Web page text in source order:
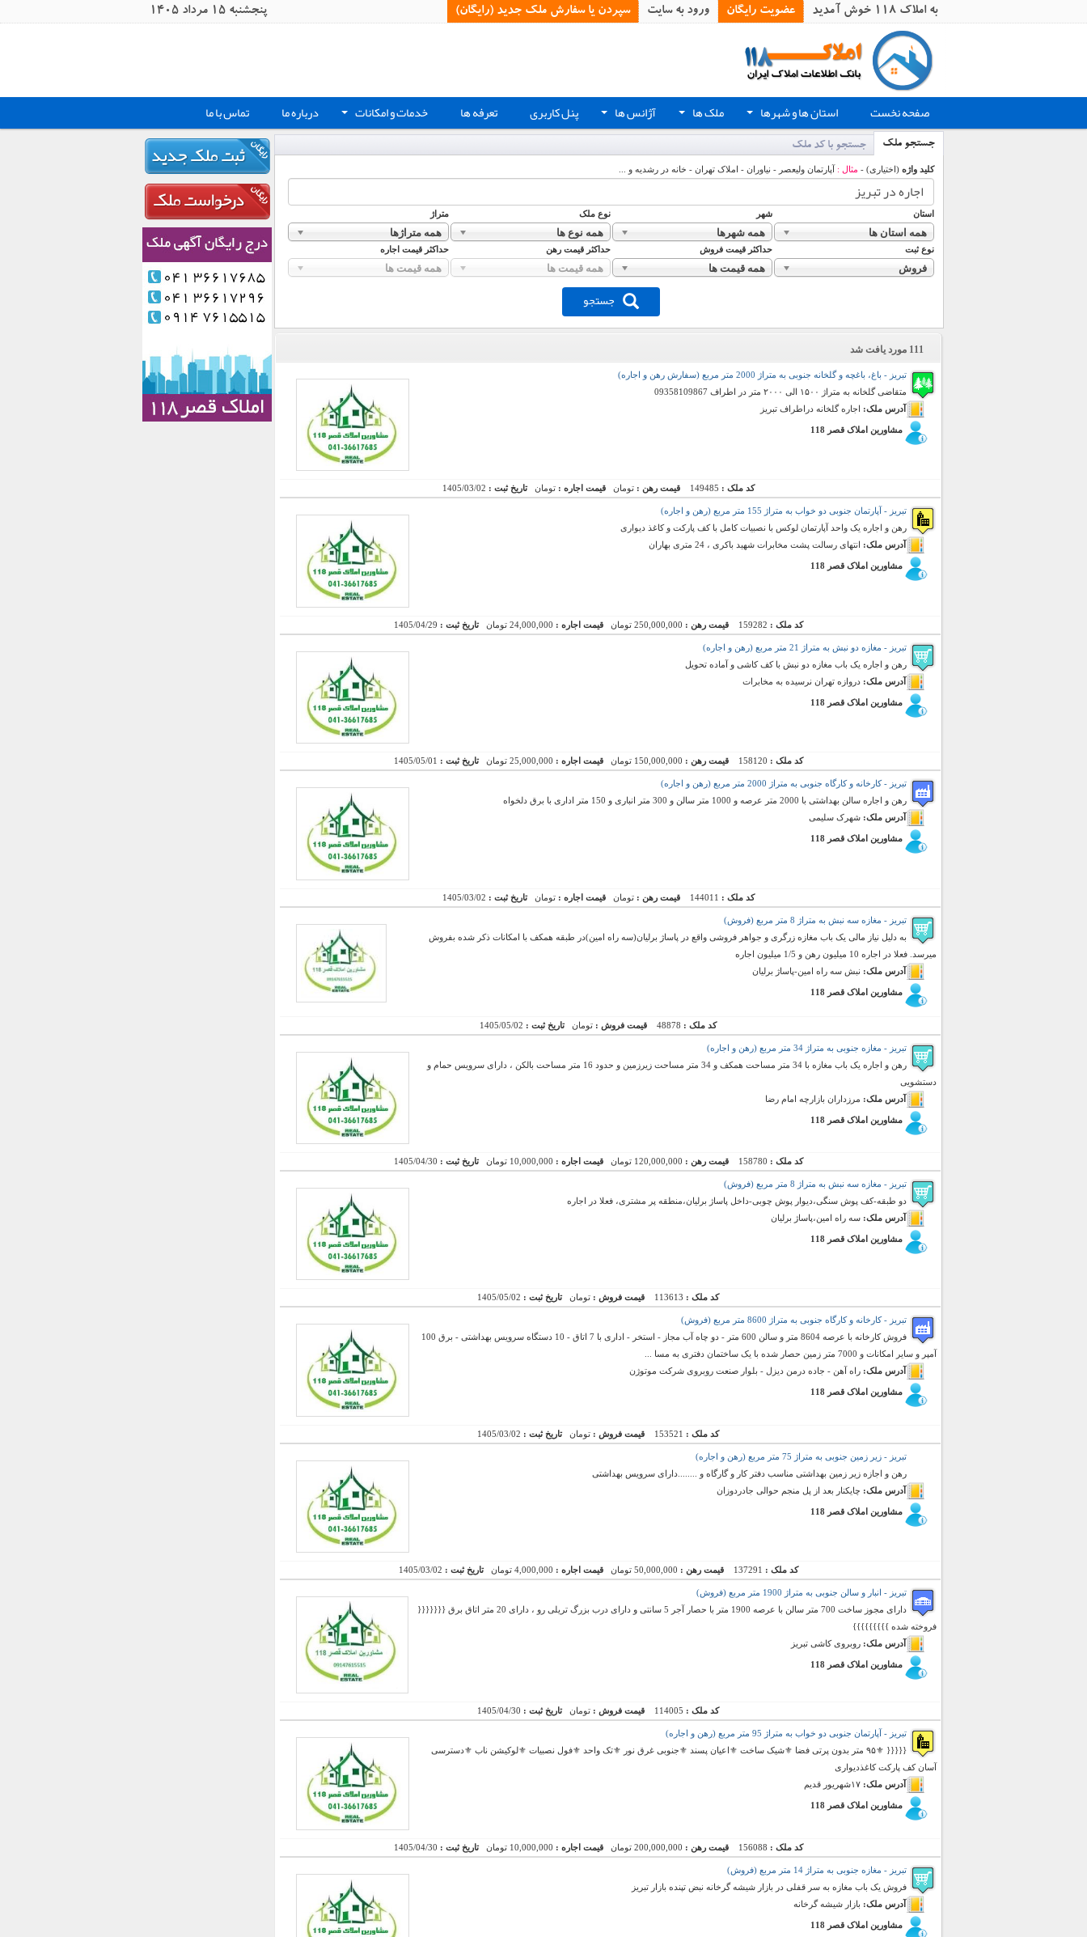
به املاک 118 خوش آمدید عضویت رایگان ورود به سایت سپردن یا سفارش ملک جدید (رایگان)‏ پنجشنبه 15 مرداد 1405
صفحه نخست + استان ها و شهرها + ملک ها + آژانس ها پنل کاربری تعرفه ها + خدمات و امکانات درباره ما تماس با ما
جستجو ملک جستجو با کد ملک
کلید واژه (اختیاری) - مثال : آپارتمان ولیعصر - نیاوران - املاک تهران - خانه در رشدیه و ...
استان شهر نوع ملک متراژ
همه استان ها همه شهرها همه نوع ها همه متراژها
نوع ثبت حداکثر قیمت فروش حداکثر قیمت رهن حداکثر قیمت اجاره
فروش همه قیمت ها همه قیمت ها همه قیمت ها
جستجو
111 مورد یافت شد
تبریز - باغ، باغچه و گلخانه جنوبی به متراژ 2000 متر مربع (سفارش رهن و اجاره)
متقاضی گلخانه به متراژ ۱۵۰۰ الی ۲۰۰۰ متر در اطراف 09358109867
آدرس ملک: اجاره گلخانه دراطراف تبریز
مشاورین املاک قصر 118
کد ملک : 149485 قیمت رهن :تومانقیمت اجاره :تومانتاریخ ثبت : 1405/03/02
تبریز - آپارتمان جنوبی دو خواب به متراژ 155 متر مربع (رهن و اجاره)
رهن و اجاره یک واحد آپارتمان لوکس با نصبیات کامل با کف پارکت و کاغذ دیواری
آدرس ملک: انتهای رسالت پشت مخابرات شهید باکری ، 24 متری بهاران
مشاورین املاک قصر 118
کد ملک : 159282 قیمت رهن : 250,000,000 تومان قیمت اجاره : 24,000,000 تومان تاریخ ثبت : 1405/04/29
تبریز - مغازه دو نبش به متراژ 21 متر مربع (رهن و اجاره)
رهن و اجاره یک باب مغازه دو نبش با کف کاشی و آماده تحویل
آدرس ملک: دروازه تهران نرسیده به مخابرات
مشاورین املاک قصر 118
کد ملک : 158120 قیمت رهن : 150,000,000 تومان قیمت اجاره : 25,000,000 تومان تاریخ ثبت : 1405/05/01
تبریز - کارخانه و کارگاه جنوبی به متراژ 2000 متر مربع (رهن و اجاره)
رهن و اجاره سالن بهداشتی با 2000 متر عرصه و 1000 متر سالن و 300 متر انباری و 150 متر اداری با برق دلخواه
آدرس ملک: شهرک سلیمی
مشاورین املاک قصر 118
کد ملک : 144011 قیمت رهن :تومانقیمت اجاره :تومانتاریخ ثبت : 1405/03/02
تبریز - مغازه سه نبش به متراژ 8 متر مربع (فروش)
به دلیل نیاز مالی یک باب مغازه زرگری و جواهر فروشی واقع در پاساژ برلیان(سه راه امین)در طبقه همکف با امکانات ذکر شده بفروش
میرسد. فعلا در اجاره 10 میلیون رهن و 1/5 میلیون اجاره
آدرس ملک: نبش سه راه امین-پاساژ برلیان
مشاورین املاک قصر 118
کد ملک : 48878 قیمت فروش : تومانتاریخ ثبت : 1405/05/02
تبریز - مغازه جنوبی به متراژ 34 متر مربع (رهن و اجاره)
رهن و اجاره یک باب مغازه با 34 متر مساحت همکف و 34 متر مساحت زیرزمین و حدود 16 متر مساحت بالکن ، دارای سرویس حمام و
دستشویی
آدرس ملک: مرزداران بازارچه امام رضا
مشاورین املاک قصر 118
کد ملک : 158780 قیمت رهن : 120,000,000 تومان قیمت اجاره : 10,000,000 تومان تاریخ ثبت : 1405/04/30
تبریز - مغازه سه نبش به متراژ 8 متر مربع (فروش)
دو طبقه-کف پوش سنگی،دیوار پوش چوبی-داخل پاساژ برلیان،منطقه پر مشتری، فعلا در اجاره
آدرس ملک: سه راه امین،پاساژ برلیان
مشاورین املاک قصر 118
کد ملک : 113613 قیمت فروش : تومانتاریخ ثبت : 1405/05/02
تبریز - کارخانه و کارگاه جنوبی به متراژ 8600 متر مربع (فروش)
فروش کارخانه با عرصه 8604 متر و سالن 600 متر - دو چاه آب مجاز - استخر - اداری با 7 اتاق - 10 دستگاه سرویس بهداشتی - برق 100
آمپر و سایر امکانات و 7000 متر زمین حصار شده با یک ساختمان دفتری به مسا ...
آدرس ملک: راه آهن - جاده درمن دیزل - بلوار صنعت روبروی شرکت موتوژن
مشاورین املاک قصر 118
کد ملک : 153521 قیمت فروش : تومانتاریخ ثبت : 1405/03/02
تبریز - زیر زمین جنوبی به متراژ 75 متر مربع (رهن و اجاره)
رهن و اجازه زیر زمین بهداشتی مناسب دفتر کار و گارگاه و ........دارای سرویس بهداشتی
آدرس ملک: چایکنار بعد از پل منجم حوالی جادردوزان
مشاورین املاک قصر 118
کد ملک : 137291 قیمت رهن : 50,000,000 تومان قیمت اجاره : 4,000,000 تومان تاریخ ثبت : 1405/03/02
تبریز - انبار و سالن جنوبی به متراژ 1900 متر مربع (فروش)
دارای مجوز ساخت 700 متر سالن با عرصه 1900 متر با حصار آجر 5 سانتی و دارای درب بزرگ تریلی رو ، دارای 20 متر اتاق برق {{{{{{{
فروخته شده }}}}}}}}}
آدرس ملک: روبروی کاشی تبریز
مشاورین املاک قصر 118
کد ملک : 114005 قیمت فروش : تومانتاریخ ثبت : 1405/04/30
تبریز - آپارتمان جنوبی دو خواب به متراژ 95 متر مربع (رهن و اجاره)
{{{{{ ⚜️۹۵ متر بدون پرتی فضا ⚜️شیک ساخت ⚜️اعیان پسند ⚜️جنوبی غرق نور ⚜️تک واحد ⚜️فول نصبیات ⚜️لوکیشن ناب ⚜️دسترسی
آسان کف پارکت کاغذدیواری
آدرس ملک:
مشاورین املاک قصر 118
کد ملک : 156088 قیمت رهن : 200,000,000 تومان قیمت اجاره : 10,000,000 تومان تاریخ ثبت : 1405/04/30
تبریز - مغازه جنوبی به متراژ 14 متر مربع (فروش)
فروش یک باب مغازه به سر قفلی در بازار شیشه گرخانه نبض تپنده بازار تبریز
آدرس ملک: بازار شیشه گرخانه
مشاورین املاک قصر 118